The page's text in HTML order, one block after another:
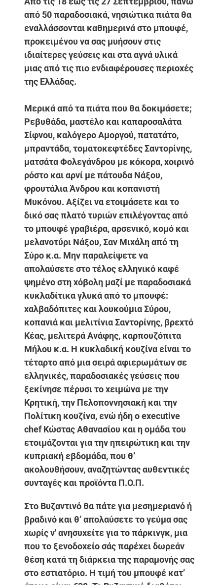
από 50 παραδοσιακά, νησιώτικα πιάτα θα
εναλλάσσονται καθημερινά στο μπουφέ,
προκειμένου να σας μυήσουν στις
ιδιαίτερες γεύσεις και στα αγνά υλικά
μιας από τις πιο ενδιαφέρουσες περιοχές
της Ελλάδας.
Μερικά από τα πιάτα που θα δοκιμάσετε;
Ρεβυθάδα, μαστέλο και καπαροσαλάτα
Σίφνου, καλόγερο Αμοργού, πατατάτο,
μπραντάδα, τοματοκεφτέδες Σαντορίνης,
ματσάτα Φολεγάνδρου με κόκορα, χοιρινό
ρόστο και αρνί με πάτουδα Νάξου,
φρουτάλια Άνδρου και κοπανιστή
Μυκόνου. Αξίζει να ετοιμάσετε και το
δικό σας πλατό τυριών επιλέγοντας από
το μπουφέ γραβιέρα, αρσενικό, κομό και
μελανοτύρι Νάξου, Σαν Μιχάλη από τη
Σύρο κ.α. Μην παραλείψετε να
απολαύσετε στο τέλος ελληνικό καφέ
ψημένο στη χόβολη μαζί με παραδοσιακά
κυκλαδίτικα γλυκά από το μπουφέ:
χαλβαδόπιτες και λουκούμια Σύρου,
κοπανιά και μελιτίνια Σαντορίνης, βρεχτό
Κέας, μελιτερά Ανάφης, καρπουζόπιτα
Μήλου κ.α. Η κυκλαδική κουζίνα είναι το
τέταρτο από μια σειρά αφιερωμάτων σε
ελληνικές, παραδοσιακές γεύσεις που
ξεκίνησε πέρυσι το χειμώνα με την
Κρητική, την Πελοποννησιακή και την
Πολίτικη κουζίνα, ενώ ήδη ο executive
chef Κώστας Αθανασίου και η ομάδα του
ετοιμάζονται για την ηπειρώτικη και την
κυπριακή εβδομάδα, που θ’
ακολουθήσουν, αναζητώντας αυθεντικές
συνταγές και προϊόντα Π.Ο.Π.
Στο Βυζαντινό θα πάτε για μεσημεριανό ή
βραδινό και θ’ απολαύσετε το γεύμα σας
χωρίς ν' ανησυχείτε για το πάρκινγκ, μια
που το ξενοδοχείο σάς παρέχει δωρεάν
θέση κατά τη διάρκεια της παραμονής σας
στο εστιατόριο. Η τιμή του μπουφέ κατ’